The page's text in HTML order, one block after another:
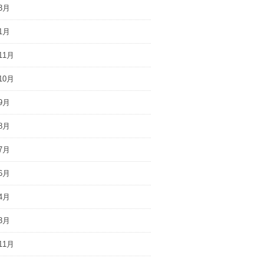
月
月
月